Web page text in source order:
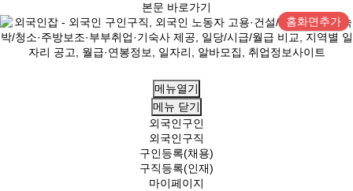
본문 바로가기
홈화면추가
메뉴열기
메뉴 닫기
외국인구인
외국인구직
구인등록(채용)
구직등록(인재)
마이페이지